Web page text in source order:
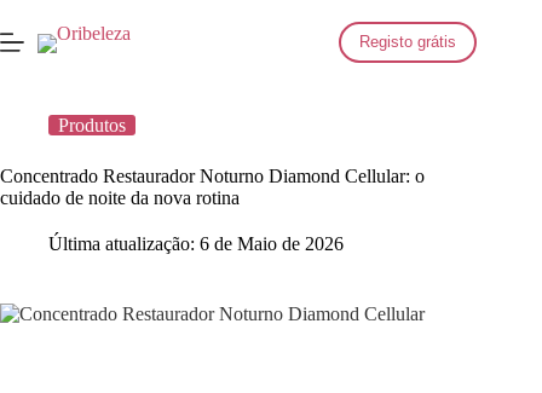
para
o
Registo grátis
Produtos
Concentrado Restaurador Noturno Diamond Cellular: o
cuidado de noite da nova rotina
Última atualização: 6 de Maio de 2026